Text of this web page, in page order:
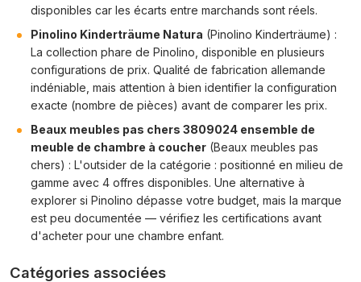
disponibles car les écarts entre marchands sont réels.
Pinolino Kinderträume Natura (Pinolino Kinderträume) :
La collection phare de Pinolino, disponible en plusieurs
configurations de prix. Qualité de fabrication allemande
indéniable, mais attention à bien identifier la configuration
exacte (nombre de pièces) avant de comparer les prix.
Beaux meubles pas chers 3809024 ensemble de
meuble de chambre à coucher (Beaux meubles pas
chers) : L'outsider de la catégorie : positionné en milieu de
gamme avec 4 offres disponibles. Une alternative à
explorer si Pinolino dépasse votre budget, mais la marque
est peu documentée — vérifiez les certifications avant
d'acheter pour une chambre enfant.
Catégories associées